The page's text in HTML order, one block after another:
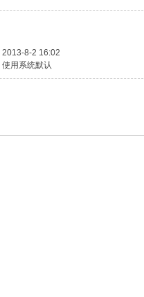
2013-8-2 16:02
使用系统默认